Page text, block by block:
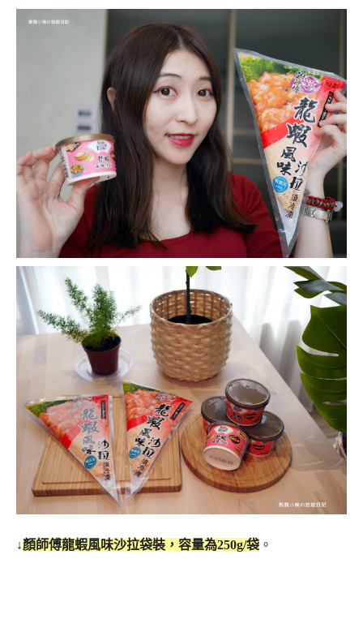
↓顏師傅龍蝦風味沙拉袋裝，容量為250g/袋 。